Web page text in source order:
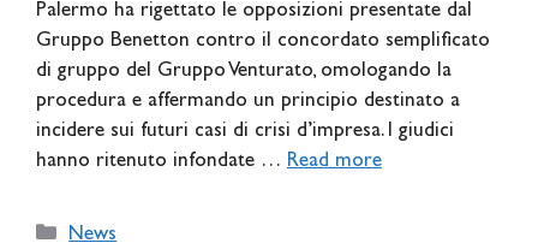
Palermo ha rigettato le opposizioni presentate dal
Gruppo Benetton contro il concordato semplificato
di gruppo del Gruppo Venturato, omologando la
procedura e affermando un principio destinato a
incidere sui futuri casi di crisi d’impresa. I giudici
hanno ritenuto infondate … Read more
Categories
News